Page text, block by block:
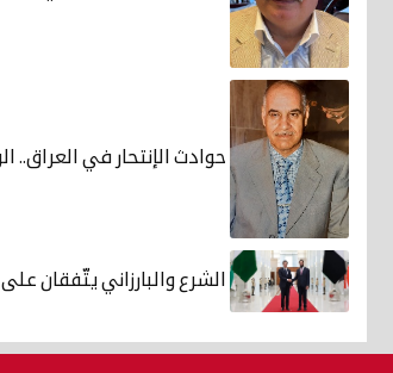
حوادث الإنتحار في العراق..
الشرع والبارزاني يتّفقان